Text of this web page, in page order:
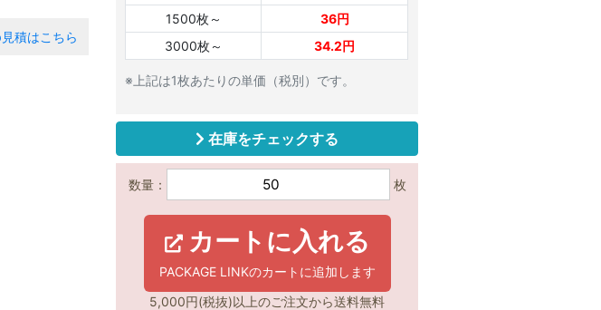
積はこちら
※上記は1枚あたりの単価（税別）です。
1500枚～
36円
3000枚～
34.2円
在庫をチェックする
数量： 枚
カートに入れる
PACKAGE LINKのカートに追加します
5,000円(税抜)以上のご注文から送料無料